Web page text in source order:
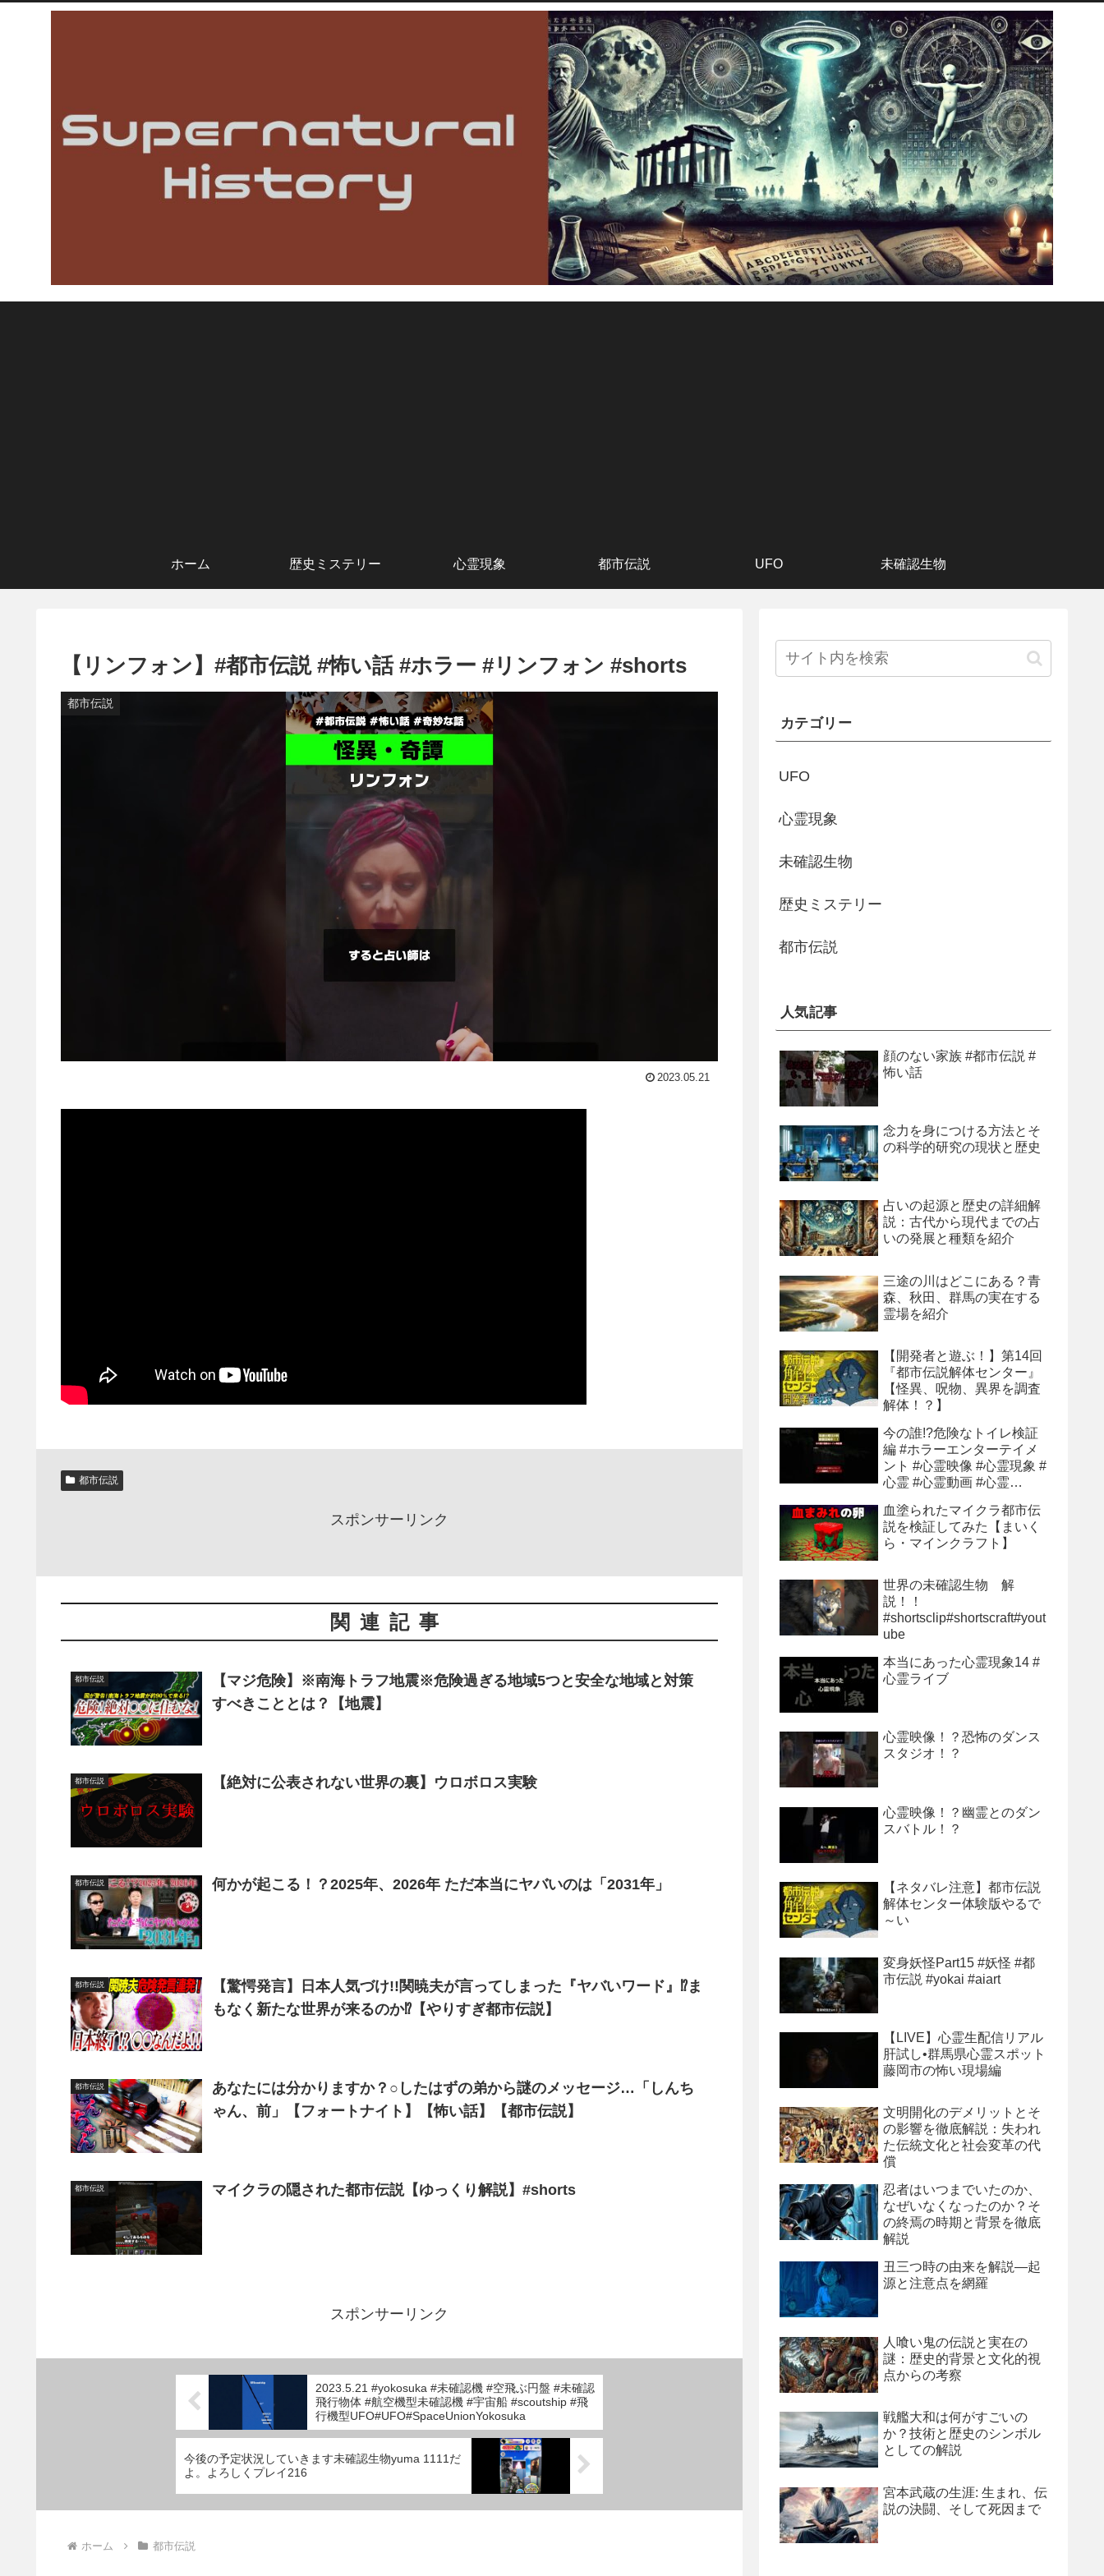
ホーム 歴史ミステリー 心霊現象 都市伝説 UFO 未確認生物
【リンフォン】#都市伝説 #怖い話 #ホラー #リンフォン #shorts
都市伝説
2023.05.21
都市伝説
スポンサーリンク
関連記事
都市伝説
【マジ危険】※南海トラフ地震※危険過ぎる地域5つと安全な地域と対策
すべきこととは？【地震】
都市伝説 【絶対に公表されない世界の裏】ウロボロス実験
都市伝説 何かが起こる！？2025年、2026年 ただ本当にヤバいのは「2031年」
都市伝説
【驚愕発言】日本人気づけ!!関暁夫が言ってしまった『ヤバいワード』⁉ま
もなく新たな世界が来るのか⁉【やりすぎ都市伝説】
都市伝説
あなたには分かりますか？○したはずの弟から謎のメッセージ…「しんち
ゃん、前」【フォートナイト】【怖い話】【都市伝説】
都市伝説 マイクラの隠された都市伝説【ゆっくり解説】#shorts
スポンサーリンク
2023.5.21 #yokosuka #未確認機 #空飛ぶ円盤 #未確認
飛行物体 #航空機型未確認機 #宇宙船 #scoutship #飛
行機型UFO#UFO#SpaceUnionYokosuka
今後の予定状況していきます未確認生物yuma 1111だ
よ。よろしくプレイ216
ホーム 都市伝説
カテゴリー
UFO
心霊現象
未確認生物
歴史ミステリー
都市伝説
人気記事
顔のない家族 #都市伝説 #
怖い話
念力を身につける方法とそ
の科学的研究の現状と歴史
占いの起源と歴史の詳細解
説：古代から現代までの占
いの発展と種類を紹介
三途の川はどこにある？青
森、秋田、群馬の実在する
霊場を紹介
【開発者と遊ぶ！】第14回
『都市伝説解体センター』
【怪異、呪物、異界を調査
解体！？】
今の誰!?危険なトイレ検証
編 #ホラーエンターテイメ
ント #心霊映像 #心霊現象 #
心霊 #心霊動画 #心霊
血塗られたマイクラ都市伝
説を検証してみた【まいく
ら・マインクラフト】
世界の未確認生物 解
説！！
#shortsclip#shortscraft#yout
ube
本当にあった心霊現象14 #
心霊ライブ
心霊映像！？恐怖のダンス
スタジオ！？
心霊映像！？幽霊とのダン
スバトル！？
【ネタバレ注意】都市伝説
解体センター体験版やるで
～い
変身妖怪Part15 #妖怪 #都
市伝説 #yokai #aiart
【LIVE】心霊生配信リアル
肝試し•群馬県心霊スポット
藤岡市の怖い現場編
文明開化のデメリットとそ
の影響を徹底解説：失われ
た伝統文化と社会変革の代
償
忍者はいつまでいたのか、
なぜいなくなったのか？そ
の終焉の時期と背景を徹底
解説
丑三つ時の由来を解説―起
源と注意点を網羅
人喰い鬼の伝説と実在の
謎：歴史的背景と文化的視
点からの考察
戦艦大和は何がすごいの
か？技術と歴史のシンボル
としての解説
宮本武蔵の生涯: 生まれ、伝
説の決闘、そして死因まで